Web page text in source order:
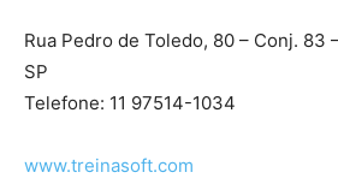
Rua Pedro de Toledo, 80 – Conj. 83
SP
Telefone: 11 97514-1034
www.treinasoft.com